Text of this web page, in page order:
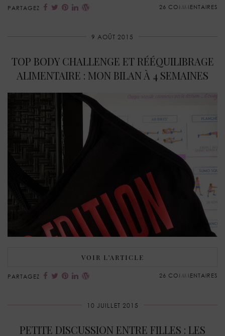
PARTAGEZ 26 COMMENTAIRES
9 AOÛT 2015
TOP BODY CHALLENGE ET RÉÉQUILIBRAGE
ALIMENTAIRE : MON BILAN À 4 SEMAINES
VOIR L’ARTICLE
PARTAGEZ 26 COMMENTAIRES
10 JUILLET 2015
PETITE DISCUSSION ENTRE FILLES : LES